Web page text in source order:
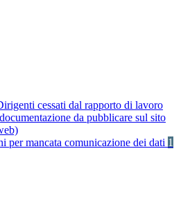
cessati dal rapporto di lavoro
da pubblicare sul sito
per mancata comunicazione dei dati 1